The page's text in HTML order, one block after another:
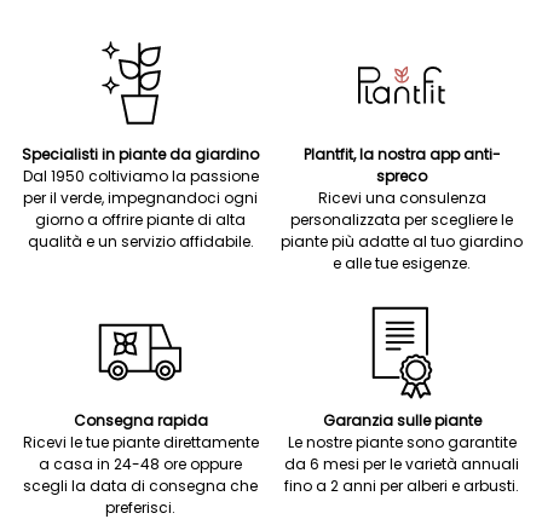
Specialisti in piante da giardino
Dal 1950 coltiviamo la passione
per il verde, impegnandoci ogni
giorno a offrire piante di alta
qualità e un servizio affidabile.
Plantfit, la nostra app anti-
spreco
Ricevi una consulenza
personalizzata per scegliere le
piante più adatte al tuo giardino
e alle tue esigenze.
Consegna rapida
Ricevi le tue piante direttamente
a casa in 24-48 ore oppure
scegli la data di consegna che
preferisci.
Garanzia sulle piante
Le nostre piante sono garantite
da 6 mesi per le varietà annuali
fino a 2 anni per alberi e arbusti.